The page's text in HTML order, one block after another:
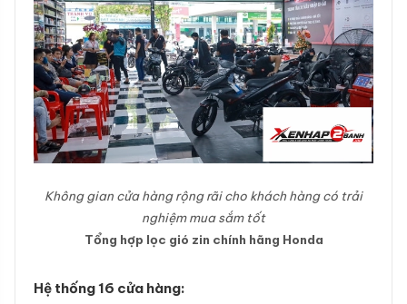
Không gian cửa hàng rộng rãi cho khách hàng có trải
nghiệm mua sắm tốt
Tổng hợp lọc gió zin chính hãng Honda
Hệ thống 16 cửa hàng: